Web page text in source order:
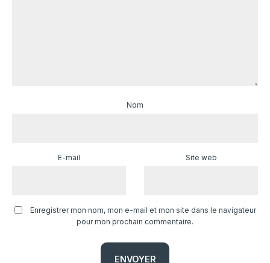
Nom
E-mail Site web
Enregistrer mon nom, mon e-mail et mon site dans le navigateur
pour mon prochain commentaire.